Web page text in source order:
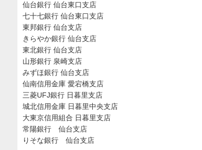
仙台銀行 仙台東口支店
七十七銀行 仙台東口支店
東邦銀行 仙台支店
きらやか銀行 仙台支店
東北銀行 仙台支店
山形銀行 泉崎支店
みずほ銀行 仙台支店
仙南信用金庫 愛宕橋支店
三菱UFJ銀行 日暮里支店
城北信用金庫 日暮里中央支店
大東京信用組合 日暮里支店
常陽銀行 仙台支店
りそな銀行 仙台支店